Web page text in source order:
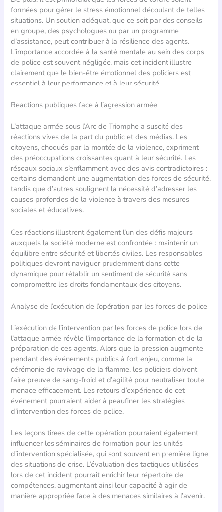
formées pour gérer le stress émotionnel découlant de telles
situations. Un soutien adéquat, que ce soit par des conseils
en groupe, des psychologues ou par un programme
d’assistance, peut contribuer à la résilience des agents.
L’importance accordée à la santé mentale au sein des corps
de police est souvent négligée, mais cet incident illustre
clairement que le bien-être émotionnel des policiers est
essentiel à leur performance et à leur sécurité.
Reactions publiques face à l’agression armée
L’attaque armée sous l’Arc de Triomphe a suscité des
réactions vives de la part du public et des médias. Les
citoyens, choqués par la montée de la violence, expriment
des préoccupations croissantes quant à leur sécurité. Les
réseaux sociaux s’enflamment avec des avis contradictoires ;
certains demandent une augmentation des forces de sécurité,
tandis que d’autres soulignent la nécessité d’adresser les
causes profondes de la violence à travers des mesures
sociales et éducatives.
Ces réactions illustrent également l’un des défis majeurs
auxquels la société moderne est confrontée : maintenir un
équilibre entre sécurité et libertés civiles. Les responsables
politiques devront naviguer prudemment dans cette
dynamique pour rétablir un sentiment de sécurité sans
compromettre les droits fondamentaux des citoyens.
Analyse de l’exécution de l’opération par les forces de police
L’exécution de l’intervention par les forces de police lors de
l’attaque armée révèle l’importance de la formation et de la
préparation de ces agents. Alors que la pression augmente
pendant des événements publics à fort enjeu, comme la
cérémonie de ravivage de la flamme, les policiers doivent
faire preuve de sang-froid et d’agilité pour neutraliser toute
menace efficacement. Les retours d’expérience de cet
événement pourraient aider à peaufiner les stratégies
d’intervention des forces de police.
Les leçons tirées de cette opération pourraient également
influencer les séminaires de formation pour les unités
d’intervention spécialisée, qui sont souvent en première ligne
des situations de crise. L’évaluation des tactiques utilisées
lors de cet incident pourrait enrichir leur répertoire de
compétences, augmentant ainsi leur capacité à agir de
manière appropriée face à des menaces similaires à l’avenir.